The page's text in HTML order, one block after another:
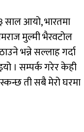
आयो, भारतमा
मुल्मी भैरवटोल
भन्ने सल्लाह गर्दा
। सम्पर्क गरेर केही
ती सबै मेरो घरमा